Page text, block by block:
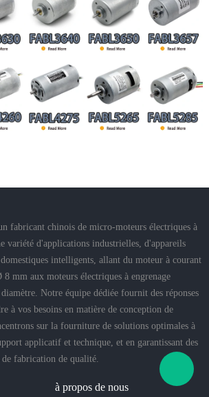
fabricant chinois de micro-moteurs électriques à
variété d'applications industrielles, d'appareils
intelligents, allant du moteur à courant
mm aux moteurs électriques à engrenage
Notre équipe dédiée fournit des réponses
à vos besoins en matière de conception de
sur la fourniture de solutions optimales à
applicatif et technique, et en garantissant des
de fabrication de qualité.
à propos de nous